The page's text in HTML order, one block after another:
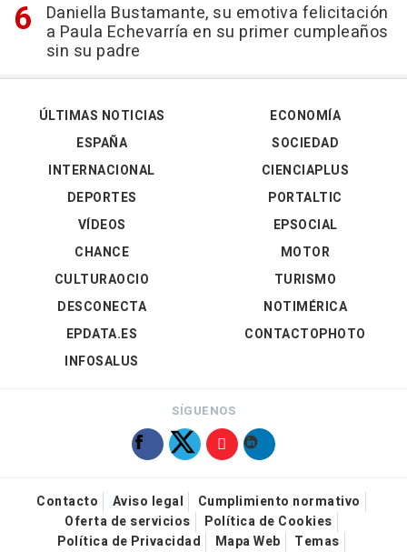
Daniella Bustamante, su emotiva felicitación
a Paula Echevarría en su primer cumpleaños
sin su padre
ÚLTIMAS NOTICIAS
ESPAÑA
INTERNACIONAL
DEPORTES
VÍDEOS
ECONOMÍA
SOCIEDAD
CIENCIAPLUS
PORTALTIC
EPSOCIAL
CHANCE
CULTURAOCIO
DESCONECTA
EPDATA.ES
INFOSALUS
MOTOR
TURISMO
NOTIMÉRICA
CONTACTOPHOTO
SÍGUENOS
Contacto Aviso legal
Cumplimiento normativo
Oferta de servicios
Política de Cookies
Política de Privacidad
Mapa Web Temas